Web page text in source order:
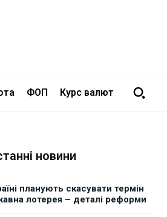
ФОП Курс валют
новини
планують скасувати термін
лотерея – деталі реформи